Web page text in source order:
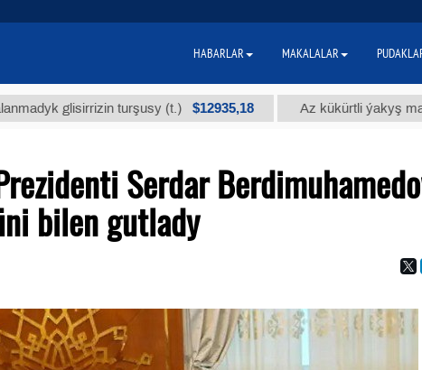
glisirrizin turşusy (t.) $12935,18 Az kükürtli ýakyş mazudy
Serdar
bilen gutlady
HABARLAR MAKALALAR